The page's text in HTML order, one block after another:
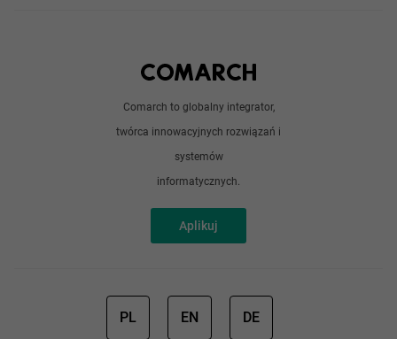
Comarch to globalny integrator,
twórca innowacyjnych rozwiązań i
systemów
informatycznych.
Aplikuj
Doświadczeni programiści
PL EN DE